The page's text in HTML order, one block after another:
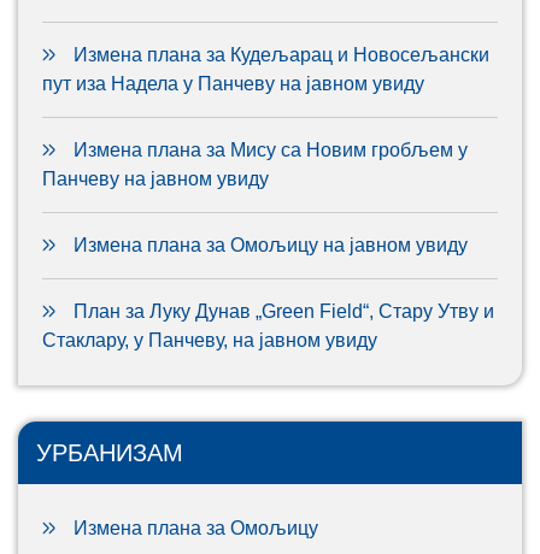
Измена плана за Кудељарац и Новосељански
пут иза Надела у Панчеву на јавном увиду
Измена плана за Мису са Новим гробљем у
Панчеву на јавном увиду
Измена плана за Омољицу на јавном увиду
План за Луку Дунав „Green Field“, Стару Утву и
Стаклару, у Панчеву, на јавном увиду
УРБАНИЗАМ
Измена плана за Омољицу